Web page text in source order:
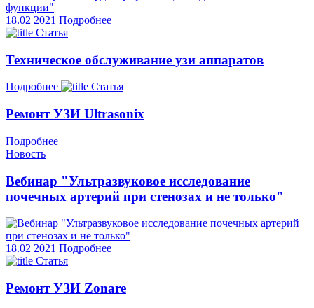
18.02 2021 Подробнее
Статья
Техническое обслуживание узи аппаратов
Подробнее Статья
Ремонт УЗИ Ultrasonix
Подробнее
Новость
Вебинар "Ультразвуковое исследование
почечных артерий при стенозах и не только"
18.02 2021 Подробнее
Статья
Ремонт УЗИ Zonare